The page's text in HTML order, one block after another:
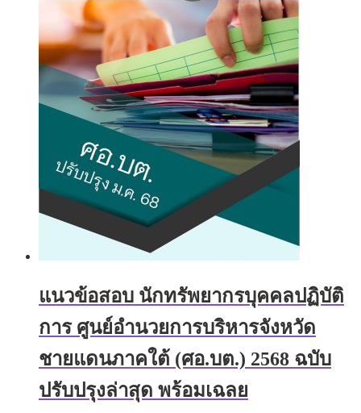
฿395.00
through
฿605.00
has
multiple
variants.
The
options
may
be
chosen
on
the
product
page
แนวข้อสอบ นักทรัพยากรบุคคลปฏิบัติ
การ ศูนย์อำนวยการบริหารจังหวัด
ชายแดนภาคใต้ (ศอ.บต.) 2568 ฉบับ
ปรับปรุงล่าสุด พร้อมเฉลย